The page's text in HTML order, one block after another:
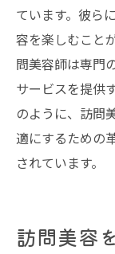
ています。彼ら
容を楽しむこと
問美容師は専門
サービスを提供
のように、訪問
適にするための
されています。
訪問美容